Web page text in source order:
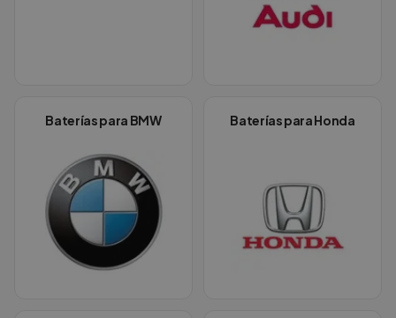
Baterías para BMW Baterías paraHonda